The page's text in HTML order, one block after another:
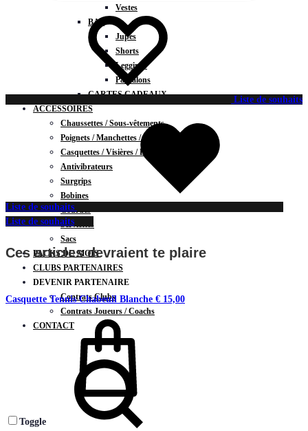
Vestes
BAS
Jupes
Shorts
Leggings
Pantalons
CARTES CADEAUX
ACCESSOIRES
Chaussettes / Sous-vêtements
Poignets / Manchettes / Gants
Casquettes / Visières / Bandeaux
Antivibrateurs
Surgrips
Bobines
Gourdes
Serviettes
Sacs
PACKS DU MOIS
CLUBS PARTENAIRES
DEVENIR PARTENAIRE
Contrats Clubs
Contrats Joueurs / Coachs
CONTACT
Liste de souhaits
Liste de souhaits
Liste de souhaits
Ces articles devraient te plaire
Casquette Tennis Chabeuil Blanche € 15,00
Toggle